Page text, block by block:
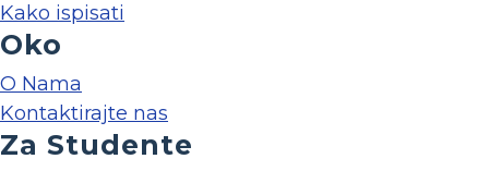
Kako ispisati
Oko
O Nama
Kontaktirajte nas
Za Studente